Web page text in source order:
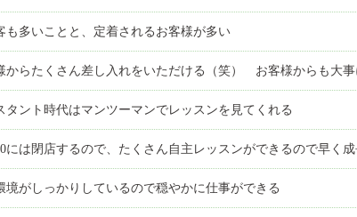
も多いことと、定着されるお客様が多い
からたくさん差し入れをいただける（笑） お客様からも大
タント時代はマンツーマンでレッスンを見てくれる
には閉店するので、たくさん自主レッスンができるので早く
境がしっかりしているので穏やかに仕事ができる